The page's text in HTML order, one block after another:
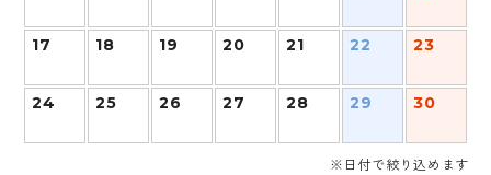
17 18 19 20 21 22 23
24 25 26 27 28 29 30
※日付で絞り込めます